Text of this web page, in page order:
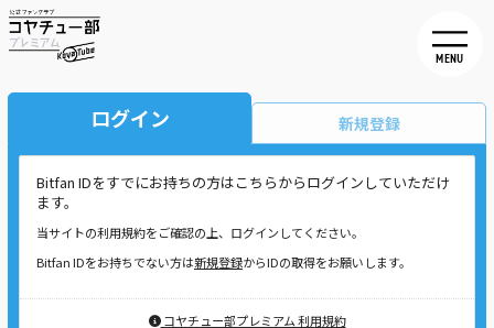
MENU
ログイン 新規登録
Bitfan IDをすでにお持ちの方はこちらからログインしていただけ
ます。
当サイトの利用規約をご確認の上、ログインしてください。
Bitfan IDをお持ちでない方は新規登録からIDの取得をお願いします。
コヤチュー部プレミアム 利用規約